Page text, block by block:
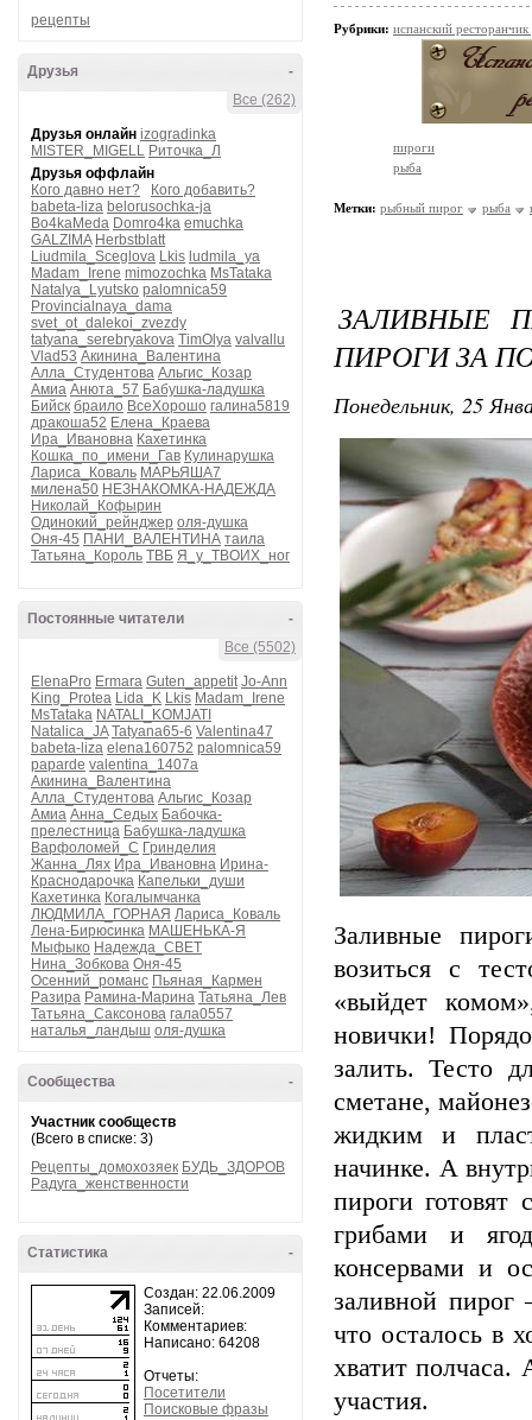
рецепты
-
Друзья
Все (262)
Друзья онлайн izogradinka
MISTER_MIGELL Риточка_Л
Друзья оффлайн
Кого давно нет?
Кого добавить?
babeta-liza belorusochka-ja
Bo4kaMeda Domro4ka emuchka
GALZIMA Herbstblatt
Liudmila_Sceglova Lkis ludmila_ya
Madam_Irene mimozochka MsTataka
Natalya_Lyutsko palomnica59
Provincialnaya_dama
svet_ot_dalekoi_zvezdy
tatyana_serebryakova TimOlya valvallu
Vlad53 Акинина_Валентина
Алла_Студентова Альгис_Козар
Амиа Анюта_57 Бабушка-ладушка
Бийск браило ВсеХорошо галина5819
дракоша52 Елена_Краева
Ира_Ивановна Кахетинка
Кошка_по_имени_Гав Кулинарушка
Лариса_Коваль МАРЬЯША7
милена50 НЕЗНАКОМКА-НАДЕЖДА
Николай_Кофырин
Одинокий_рейнджер оля-душка
Оня-45 ПАНИ_ВАЛЕНТИНА таила
Татьяна_Король ТВБ Я_у_ТВОИХ_ног
-
Постоянные читатели
Все (5502)
ElenaPro Ermara Guten_appetit Jo-Ann
King_Protea Lida_K Lkis Madam_Irene
MsTataka NATALI_KOMJATI
Natalica_JA Tatyana65-6 Valentina47
babeta-liza elena160752 palomnica59
paparde valentina_1407a
Акинина_Валентина
Алла_Студентова Альгис_Козар
Амиа Анна_Седых Бабочка-
прелестница Бабушка-ладушка
Варфоломей_С Гринделия
Жанна_Лях Ира_Ивановна Ирина-
Краснодарочка Капельки_души
Кахетинка Когалымчанка
ЛЮДМИЛА_ГОРНАЯ Лариса_Коваль
Лена-Бирюсинка МАШЕНЬКА-Я
Мыфыко Надежда_СВЕТ
Нина_Зобкова Оня-45
Осенний_романс Пьяная_Кармен
Разира Рамина-Марина Татьяна_Лев
Татьяна_Саксонова гала0557
наталья_ландыш оля-душка
-
Сообщества
Участник сообществ
(Всего в списке: 3)
Рецепты_домохозяек БУДЬ_ЗДОРОВ
Радуга_женственности
-
Статистика
Создан: 22.06.2009
Записей:
Комментариев:
Написано: 64208
Отчеты:
Посетители
Поисковые фразы
Рубрики: испанский
пироги
рыба
Метки: рыбный пирог рыба
ЗАЛИВНЫЕ
ПИРОГИ ЗА
Понедельник, 25
Заливные
возиться с
«выйдет
новички!
залить. Тесто
сметане,
жидким и
начинке. А
пироги
грибами и
консервами и
заливной пирог
что осталось в
хватит полчаса.
участия.